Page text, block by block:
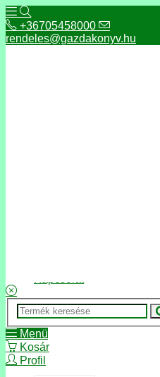
+36705458000
rendeles@gazdakonyv.hu
Menü
Kosár
Profil